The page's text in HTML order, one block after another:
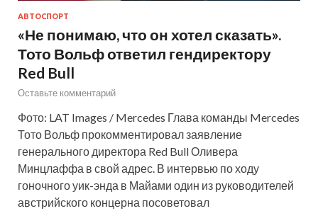
АВТОСПОРТ
«Не понимаю, что он хотел сказать».
Тото Вольф ответил гендиректору
Red Bull
Оставьте комментарий
Фото: LAT Images / Mercedes Глава команды Mercedes
Тото Вольф прокомментировал заявление
генерального директора Red Bull Оливера
Минцлаффа в свой адрес. В интервью по ходу
гоночного уик-энда в Майами один из руководителей
австрийского концерна посоветовал